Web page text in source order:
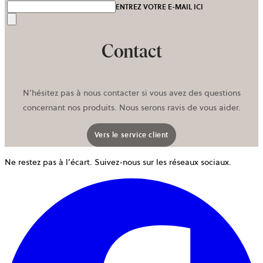
ENTREZ VOTRE E-MAIL ICI
Contact
N’hésitez pas à nous contacter si vous avez des questions
concernant nos produits. Nous serons ravis de vous aider.
Vers le service client
Ne restez pas à l’écart. Suivez-nous sur les réseaux sociaux.